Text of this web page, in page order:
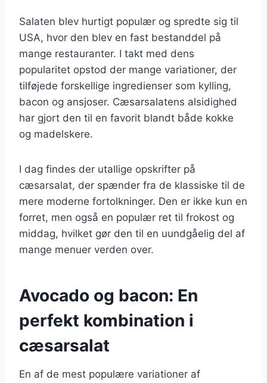
Salaten blev hurtigt populær og spredte sig til
USA, hvor den blev en fast bestanddel på
mange restauranter. I takt med dens
popularitet opstod der mange variationer, der
tilføjede forskellige ingredienser som kylling,
bacon og ansjoser. Cæsarsalatens alsidighed
har gjort den til en favorit blandt både kokke
og madelskere.
I dag findes der utallige opskrifter på
cæsarsalat, der spænder fra de klassiske til de
mere moderne fortolkninger. Den er ikke kun en
forret, men også en populær ret til frokost og
middag, hvilket gør den til en uundgåelig del af
mange menuer verden over.
Avocado og bacon: En
perfekt kombination i
cæsarsalat
En af de mest populære variationer af